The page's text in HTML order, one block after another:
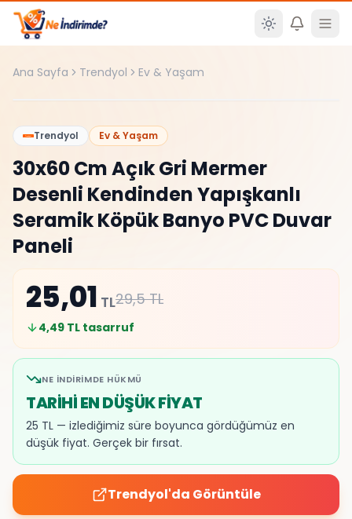
Ana içeriğe atla
Ana Sayfa Trendyol Ev & Yaşam
%15
Trendyol
Ev & Yaşam
30x60 Cm Açık Gri Mermer
Desenli Kendinden Yapışkanlı
Seramik Köpük Banyo PVC Duvar
Paneli
25,01 TL29,5TL
4,49 TL tasarruf
NE İNDIRIMDE HÜKMÜ
TARİHİ EN DÜŞÜK FİYAT
25 TL — izlediğimiz süre boyunca gördüğümüz en
düşük fiyat. Gerçek bir fırsat.
Trendyol'da Görüntüle